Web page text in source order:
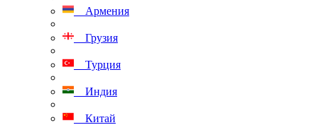
Армения
Грузия
Турция
Индия
Китай